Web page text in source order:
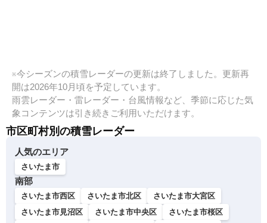
※今シーズンの積雪レーダーの更新は終了しました。更新再
開は2026年10月頃を予定しています。
雨雲レーダー・雷レーダー・台風情報など、季節に応じた気
象コンテンツは引き続きご利用いただけます。
市区町村別の積雪レーダー
人気のエリア
さいたま市
南部
さいたま市西区 さいたま市北区
さいたま市大宮区
さいたま市見沼区
さいたま市中央区
さいたま市桜区